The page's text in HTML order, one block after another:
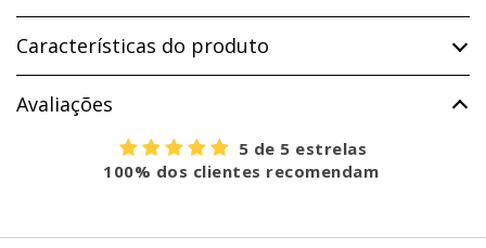
Características do produto
Avaliações
5 de 5 estrelas
100% dos clientes recomendam